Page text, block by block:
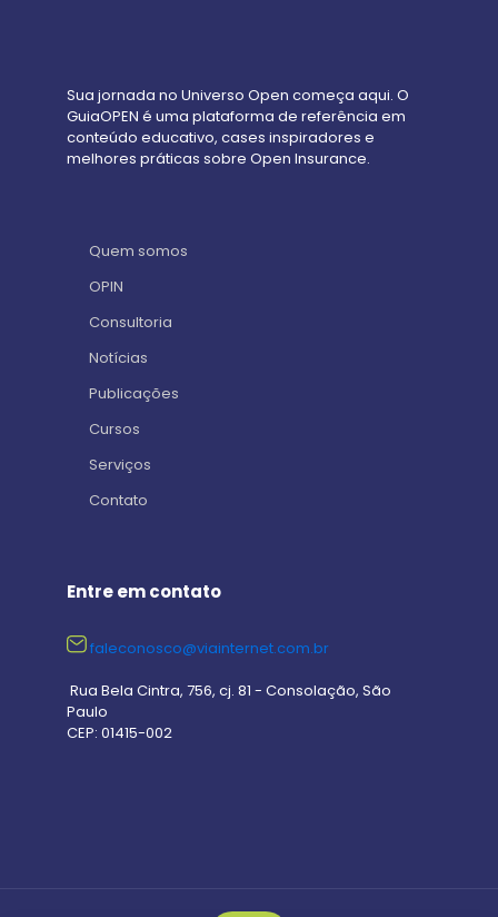
Sua jornada no Universo Open começa aqui. O
GuiaOPEN é uma plataforma de referência em
conteúdo educativo, cases inspiradores e
melhores práticas sobre Open Insurance.
Quem somos
OPIN
Consultoria
Notícias
Publicações
Cursos
Serviços
Contato
Entre em contato
faleconosco@viainternet.com.br
Rua Bela Cintra, 756, cj. 81 - Consolação, São
Paulo
CEP: 01415-002